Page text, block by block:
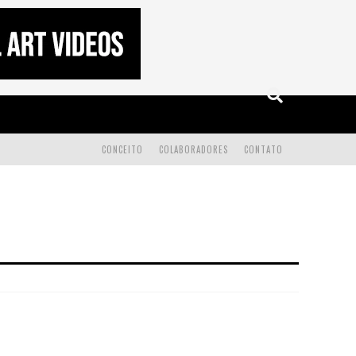
CONTATO
COLABORADORES
CONCEITO